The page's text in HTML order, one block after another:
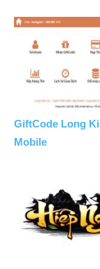
GiftCode Long
Mobile